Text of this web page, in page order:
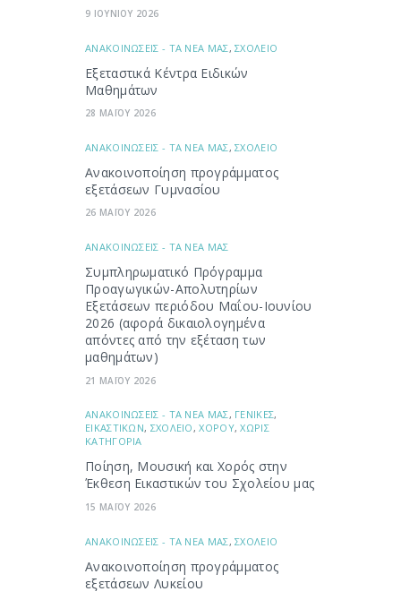
9 ΙΟΥΝΙΟΥ 2026
ΑΝΑΚΟΙΝΩΣΕΙΣ - ΤΑ ΝΕΑ ΜΑΣ,ΣΧΟΛΕΙΟ
Εξεταστικά Κέντρα Ειδικών
Μαθημάτων
28 ΜΑΪΟΥ 2026
ΑΝΑΚΟΙΝΩΣΕΙΣ - ΤΑ ΝΕΑ ΜΑΣ,ΣΧΟΛΕΙΟ
Ανακοινοποίηση προγράμματος
εξετάσεων Γυμνασίου
26 ΜΑΪΟΥ 2026
ΑΝΑΚΟΙΝΩΣΕΙΣ - ΤΑ ΝΕΑ ΜΑΣ
Συμπληρωματικό Πρόγραμμα
Προαγωγικών-Απολυτηρίων
Εξετάσεων περιόδου Μαΐου-Ιουνίου
2026 (αφορά δικαιολογημένα
απόντες από την εξέταση των
μαθημάτων)
21 ΜΑΪΟΥ 2026
ΑΝΑΚΟΙΝΩΣΕΙΣ - ΤΑ ΝΕΑ ΜΑΣ, ΓΕΝΙΚΕΣ,
ΕΙΚΑΣΤΙΚΩΝ, ΣΧΟΛΕΙΟ,ΧΟΡΟΥ,ΧΩΡΙΣ
ΚΑΤΗΓΟΡΙΑ
Ποίηση, Μουσική και Χορός στην
Έκθεση Εικαστικών του Σχολείου μας
15 ΜΑΪΟΥ 2026
ΑΝΑΚΟΙΝΩΣΕΙΣ - ΤΑ ΝΕΑ ΜΑΣ,ΣΧΟΛΕΙΟ
Ανακοινοποίηση προγράμματος
εξετάσεων Λυκείου